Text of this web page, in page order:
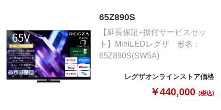
65Z890S
【延長保証+据付サービスセッ
ト】MiniLEDレグザ 形名：
65Z890S(SW5A)
レグザオンラインストア価格
￥440,000 (税込)